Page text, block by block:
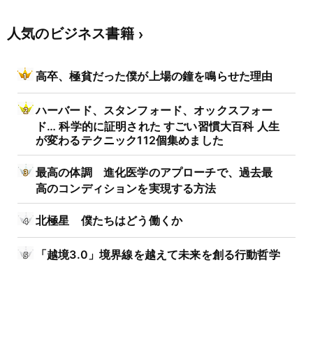
人気のビジネス書籍
高卒、極貧だった僕が上場の鐘を鳴らせた理由
ハーバード、スタンフォード、オックスフォー
ド… 科学的に証明された すごい習慣大百科 人生
が変わるテクニック112個集めました
最高の体調 進化医学のアプローチで、過去最
高のコンディションを実現する方法
北極星 僕たちはどう働くか
「越境3.0」境界線を越えて未来を創る行動哲学